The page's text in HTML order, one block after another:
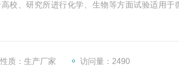
校、研究所进行化学、生物等方面试验适用于
质：生产厂家 访问量：2490